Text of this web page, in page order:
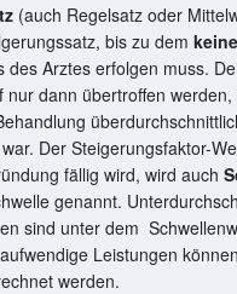
(auch Regelsatz oder
bis zu dem
des Arztes erfolgen muss.
nur dann übertroffen
Der Steigerungsfaktor-
fällig wird, wird auch
genannt.
sind unter dem
Leistungen
werden.